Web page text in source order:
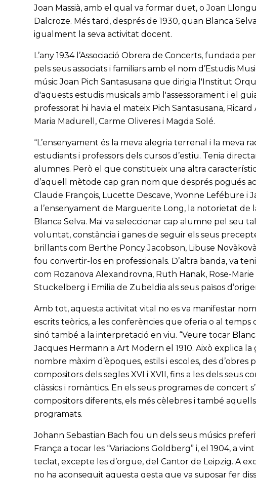
Joan Massià, amb el qual va formar duet, o Joan
Dalcroze. Més tard, després de 1930, quan Blanca
igualment la seva activitat docent.
L’any 1934 l’Associació Obrera de Concerts, fundada
pels seus associats i familiars amb el nom d’Estudis
músic Joan Pich Santasusana que dirigia l'Institut
d'aquests estudis musicals amb l'assessorament i el
professorat hi havia el mateix Pich Santasusana,
Maria Madurell, Carme Oliveres i Magda Solé.
“L’ensenyament és la meva alegria terrenal i la meva
estudiants i professors dels cursos d’estiu. Tenia
alumnes. Però el que constitueix una altra
d’aquell mètode cap gran nom que després pogués
Claude François, Lucette Descave, Yvonne Lefébure i
a l’ensenyament de Marguerite Long, la notorietat de
Blanca Selva. Mai va seleccionar cap alumne pel seu
voluntat, constància i ganes de seguir els seus
brillants com Berthe Poncy Jacobson, Libuse
fou convertir-los en professionals. D’altra banda, va
com Rozanova Alexandrovna, Ruth Hanak, Rose-
Stuckelberg i Emilia de Zubeldia als seus països
Amb tot, aquesta activitat vital no es va manifestar
escrits teòrics, a les conferències que oferia o al temps
sinó també a la interpretació en viu. “Veure tocar
Jacques Hermann a Art Modern el 1910. Això explica
nombre màxim d’èpoques, estils i escoles, des
compositors dels segles XVI i XVII, fins a les dels seus
clàssics i romàntics. En els seus programes de concert
compositors diferents, els més cèlebres i també
programats.
Johann Sebastian Bach fou un dels seus músics
França a tocar les “Variacions Goldberg” i, el 1904, a
teclat, excepte les d’orgue, del Cantor de Leipzig. A
no ha aconseguit aquesta gesta que va suposar fer